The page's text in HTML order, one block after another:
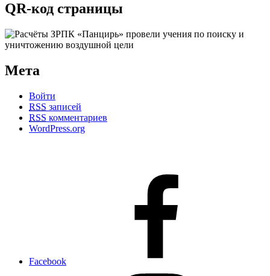
QR-код страницы
Мета
Войти
RSS записей
RSS комментариев
WordPress.org
Facebook